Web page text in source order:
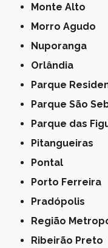
Monte Alto
Morro Agudo
Nuporanga
Orlândia
Parque
Parque São
Parque das
Pitangueiras
Pontal
Porto Ferreira
Pradópolis
Região
Ribeirão Preto